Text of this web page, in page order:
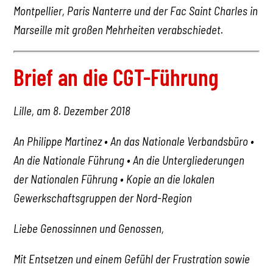
Montpellier, Paris Nanterre und der Fac Saint Charles in
Marseille mit großen Mehrheiten verabschiedet.
Brief an die CGT-Führung
Lille, am 8. Dezember 2018
An Philippe Martinez • An das Nationale Verbandsbüro •
An die Nationale Führung • An die Untergliederungen
der Nationalen Führung • Kopie an die lokalen
Gewerkschaftsgruppen der Nord-Region
Liebe Genossinnen und Genossen,
Mit Entsetzen und einem Gefühl der Frustration sowie